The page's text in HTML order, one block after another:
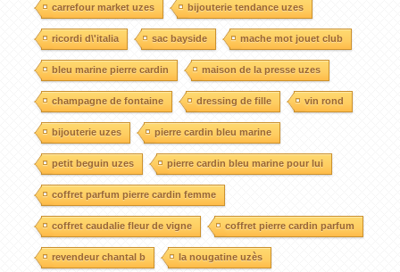
carrefour market uzes bijouterie tendance uzes
ricordi d\'italia sac bayside mache mot jouet club
bleu marine pierre cardin maison de la presse uzes
champagne de fontaine dressing de fille vin rond
bijouterie uzes pierre cardin bleu marine
petit beguin uzes pierre cardin bleu marine pour lui
coffret parfum pierre cardin femme
coffret caudalie fleur de vigne coffret pierre cardin parfum
revendeur chantal b la nougatine uzès